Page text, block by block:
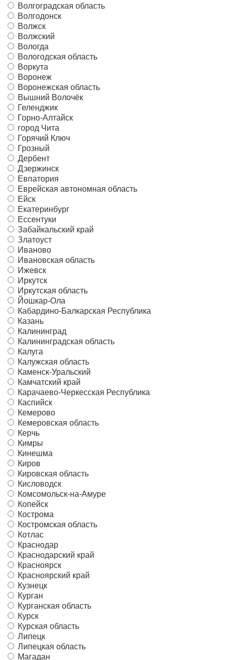
Волгоградская область
Волгодонск
Волжск
Волжский
Вологда
Вологодская область
Воркута
Воронеж
Воронежская область
Вышний Волочёк
Геленджик
Горно-Алтайск
город Чита
Горячий Ключ
Грозный
Дербент
Дзержинск
Евпатория
Еврейская автономная область
Ейск
Екатеринбург
Ессентуки
Забайкальский край
Златоуст
Иваново
Ивановская область
Ижевск
Иркутск
Иркутская область
Йошкар-Ола
Кабардино-Балкарская Республика
Казань
Калининград
Калининградская область
Калуга
Калужская область
Каменск-Уральский
Камчатский край
Карачаево-Черкесская Республика
Каспийск
Кемерово
Кемеровская область
Керчь
Кимры
Кинешма
Киров
Кировская область
Кисловодск
Комсомольск-на-Амуре
Копейск
Кострома
Костромская область
Котлас
Краснодар
Краснодарский край
Красноярск
Красноярский край
Кузнецк
Курган
Курганская область
Курск
Курская область
Липецк
Липецкая область
Магадан